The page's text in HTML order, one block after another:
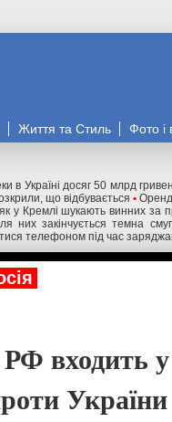
Життя та Стиль Фото і
в Україні досяг 50 млрд
що відбувається •
як у Кремлі шукають винних
них закінчується темна
телефоном під час
входить